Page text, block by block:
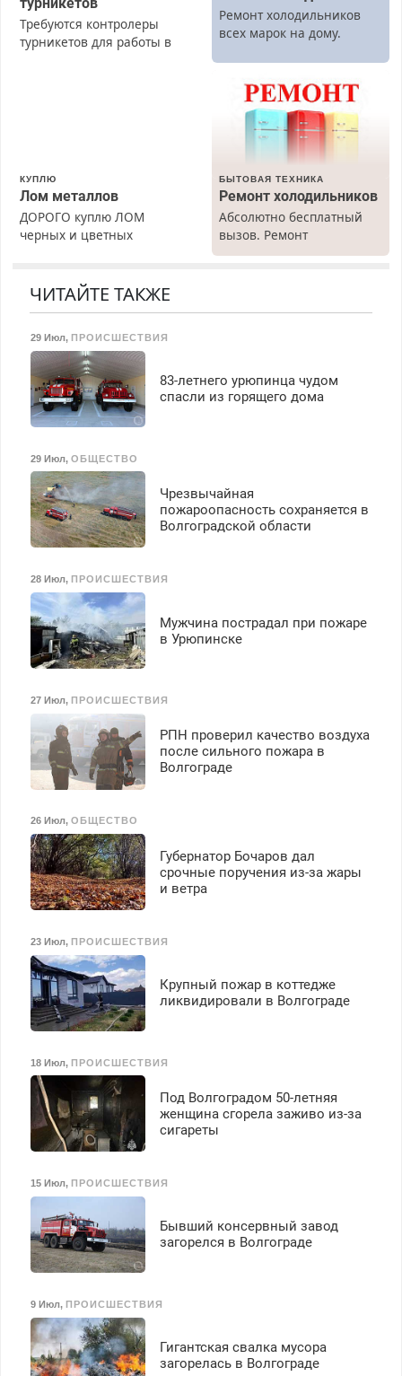
Требуются контролеры
турникетов для работы в
Ежемесячно
выплачивается денежная
премия. Возможно
бесплатное обучение,
транспортной
безопасности с з/п до
Ремонт холодильников
всех марок на дому.
КУПЛЮ
Лом металлов
ДОРОГО куплю ЛОМ
черных и цветных
БЫТОВАЯ ТЕХНИКА
Ремонт холодильников
Абсолютно бесплатный
вызов. Ремонт
холодильников всех
ЧИТАЙТЕ ТАКЖЕ
29 Июл, ПРОИСШЕСТВИЯ
83-летнего урюпинца чудом
спасли из горящего дома
29 Июл, ОБЩЕСТВО
Чрезвычайная
пожароопасность сохраняется в
Волгоградской области
28 Июл, ПРОИСШЕСТВИЯ
Мужчина пострадал при пожаре
в Урюпинске
27 Июл, ПРОИСШЕСТВИЯ
РПН проверил качество воздуха
после сильного пожара в
Волгограде
26 Июл, ОБЩЕСТВО
Губернатор Бочаров дал
срочные поручения из-за жары
и ветра
23 Июл, ПРОИСШЕСТВИЯ
Крупный пожар в коттедже
ликвидировали в Волгограде
18 Июл, ПРОИСШЕСТВИЯ
Под Волгоградом 50-летняя
женщина сгорела заживо из-за
сигареты
15 Июл, ПРОИСШЕСТВИЯ
Бывший консервный завод
загорелся в Волгограде
9 Июл, ПРОИСШЕСТВИЯ
Гигантская свалка мусора
загорелась в Волгограде